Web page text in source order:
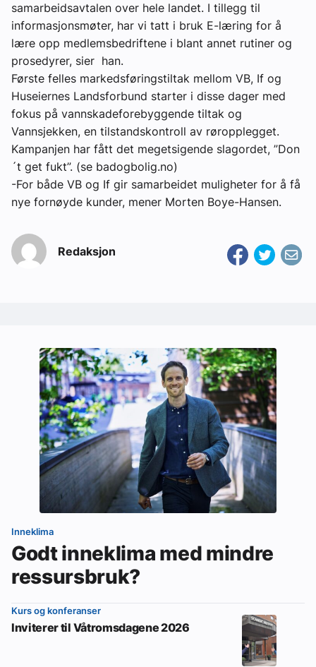
samarbeidsavtalen over hele landet. I tillegg til
informasjonsmøter, har vi tatt i bruk E-læring for å
lære opp medlemsbedriftene i blant annet rutiner og
prosedyrer, sier han.
Første felles markedsføringstiltak mellom VB, If og
Huseiernes Landsforbund starter i disse dager med
fokus på vannskadeforebyggende tiltak og
Vannsjekken, en tilstandskontroll av røropplegget.
Kampanjen har fått det megetsigende slagordet, ”Don
´t get fukt”. (se badogbolig.no)
-For både VB og If gir samarbeidet muligheter for å få
nye fornøyde kunder, mener Morten Boye-Hansen.
Redaksjon
Inneklima
Godt inneklima med mindre
ressursbruk?
Kurs og konferanser
Inviterer til Våtromsdagene 2026